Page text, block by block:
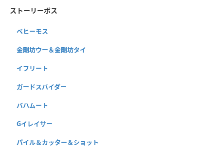
ストーリーボス
ベヒーモス
金剛坊ウー＆金剛坊タイ
イフリート
ガードスパイダー
バハムート
Gイレイサー
パイル＆カッター＆ショット